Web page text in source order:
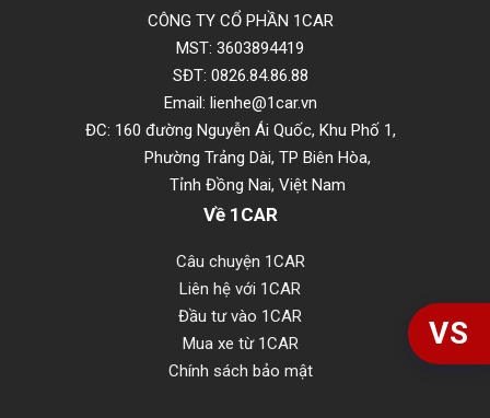
CÔNG TY CỔ PHẦN 1CAR
MST: 3603894419
SĐT: 0826.84.86.88
Email: lienhe@1car.vn
ĐC: 160 đường Nguyễn Ái Quốc, Khu Phố 1,
Phường Trảng Dài, TP Biên Hòa,
Tỉnh Đồng Nai, Việt Nam
Về 1CAR
Câu chuyện 1CAR
Liên hệ với 1CAR
Đầu tư vào 1CAR
Mua xe từ 1CAR
Chính sách bảo mật
VS